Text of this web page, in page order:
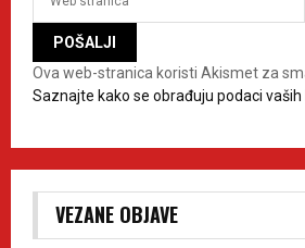
Ova web-stranica koristi Akismet za
Saznajte kako se obrađuju podaci vaših
VEZANE OBJAVE